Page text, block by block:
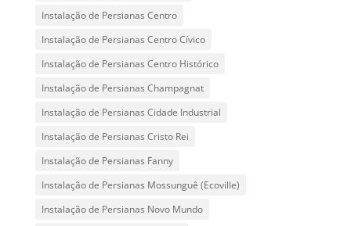
Instalação de Persianas Centro
Instalação de Persianas Centro Cívico
Instalação de Persianas Centro Histórico
Instalação de Persianas Champagnat
Instalação de Persianas Cidade Industrial
Instalação de Persianas Cristo Rei
Instalação de Persianas Fanny
Instalação de Persianas Mossunguê (Ecoville)
Instalação de Persianas Novo Mundo